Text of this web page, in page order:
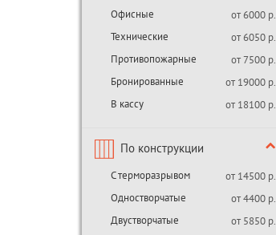
Офисные
от 6000 р.
Технические
от 6050 р.
Противопожарные
от 7500 р.
Бронированные
от 19000 р.
В кассу
от 18100 р.
По конструкции
С терморазрывом
от 14500 р.
Одностворчатые
от 4400 р.
Двустворчатые
от 5850 р.